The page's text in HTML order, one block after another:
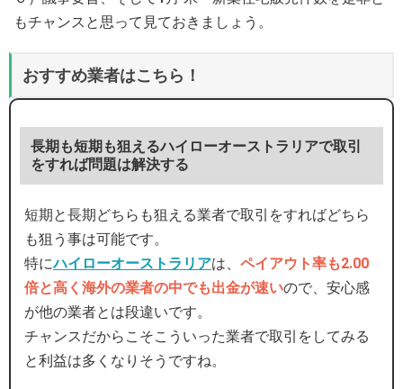
もチャンスと思って見ておきましょう。
おすすめ業者はこちら！
長期も短期も狙えるハイローオーストラリアで取引
をすれば問題は解決する
短期と長期どちらも狙える業者で取引をすればどちら
も狙う事は可能です。
特にハイローオーストラリアは、 ペイアウト率も2.00
倍と高く海外の業者の中でも出金が速いので、安心感
が他の業者とは段違いです。
チャンスだからこそこういった業者で取引をしてみる
と利益は多くなりそうですね。